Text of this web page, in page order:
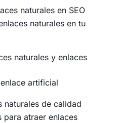
naturales en SEO
naturales en tu
naturales y enlaces
artificial
naturales de calidad
para atraer enlaces